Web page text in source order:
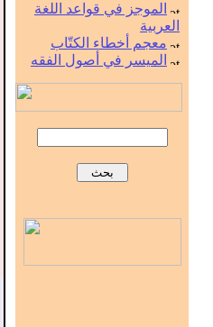
الموجز في قواعد اللغة
العربية
معجم أخطاء الكتّاب
الميسر في أصول الفقه